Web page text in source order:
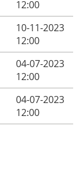
12:00
10-11-2023
12:00
04-07-2023
12:00
04-07-2023
12:00